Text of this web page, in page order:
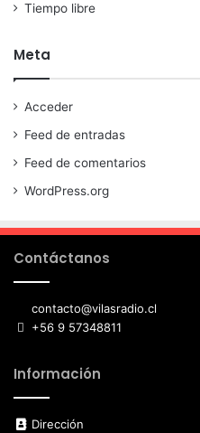
Tiempo libre
Meta
Acceder
Feed de entradas
Feed de comentarios
WordPress.org
Contáctanos
contacto@vilasradio.cl
+56 9 57348811
Información
Dirección